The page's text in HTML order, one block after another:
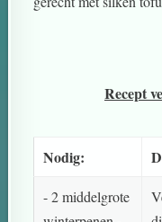
Recept
Nodig:
- 2 middelgrote